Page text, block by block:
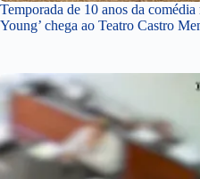
Temporada de 10 anos da comédia
Young’ chega ao Teatro Castro